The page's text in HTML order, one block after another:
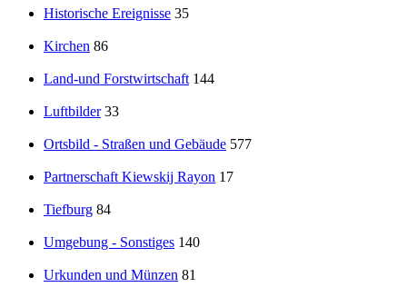
Historische Ereignisse 35
Kirchen 86
Land-und Forstwirtschaft 144
Luftbilder 33
Ortsbild - Straßen und Gebäude 577
Partnerschaft Kiewskij Rayon 17
Tiefburg 84
Umgebung - Sonstiges 140
Urkunden und Münzen 81